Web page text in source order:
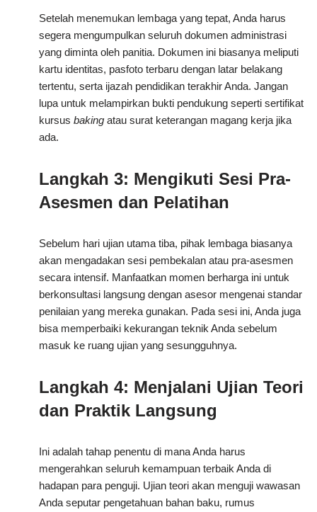
Setelah menemukan lembaga yang tepat, Anda harus
segera mengumpulkan seluruh dokumen administrasi
yang diminta oleh panitia. Dokumen ini biasanya meliputi
kartu identitas, pasfoto terbaru dengan latar belakang
tertentu, serta ijazah pendidikan terakhir Anda. Jangan
lupa untuk melampirkan bukti pendukung seperti sertifikat
kursus baking atau surat keterangan magang kerja jika
ada.
Langkah 3: Mengikuti Sesi Pra-
Asesmen dan Pelatihan
Sebelum hari ujian utama tiba, pihak lembaga biasanya
akan mengadakan sesi pembekalan atau pra-asesmen
secara intensif. Manfaatkan momen berharga ini untuk
berkonsultasi langsung dengan asesor mengenai standar
penilaian yang mereka gunakan. Pada sesi ini, Anda juga
bisa memperbaiki kekurangan teknik Anda sebelum
masuk ke ruang ujian yang sesungguhnya.
Langkah 4: Menjalani Ujian Teori
dan Praktik Langsung
Ini adalah tahap penentu di mana Anda harus
mengerahkan seluruh kemampuan terbaik Anda di
hadapan para penguji. Ujian teori akan menguji wawasan
Anda seputar pengetahuan bahan baku, rumus